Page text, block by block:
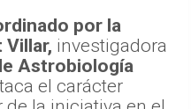
por la
investigadora
Astrobiología
el carácter